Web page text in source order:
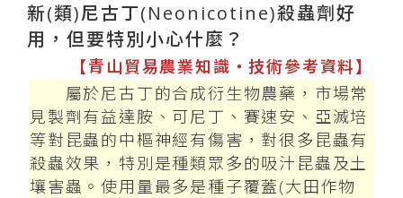
新(類)尼古丁(Neonicotine)殺蟲劑好
用，但要特別小心什麼？
【青山貿易農業知識‧技術參考資料】
屬於尼古丁的合成衍生物農藥，市場常
見製劑有益達胺、可尼丁、賽速安、亞滅培
等對昆蟲的中樞神經有傷害，對很多昆蟲有
殺蟲效果，特別是種類眾多的吸汁昆蟲及土
壤害蟲。使用量最多是種子覆蓋(大田作物